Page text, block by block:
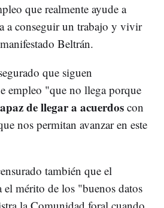
que realmente ayude a
a conseguir un trabajo y vivir
Beltrán.
que siguen
empleo "que no llega porque
de llegar a acuerdos con
nos permitan avanzar en este
también que el
el mérito de los "buenos datos